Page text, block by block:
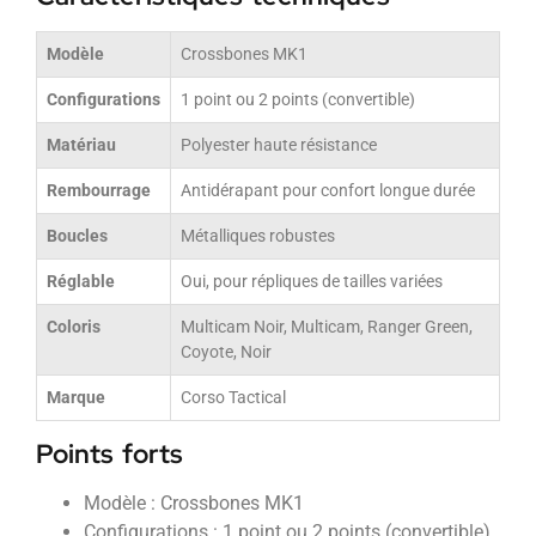
Modèle Crossbones MK1
Configurations 1 point ou 2 points (convertible)
Matériau Polyester haute résistance
Rembourrage Antidérapant pour confort longue durée
Boucles Métalliques robustes
Réglable Oui, pour répliques de tailles variées
Coloris
Multicam Noir, Multicam, Ranger Green,
Coyote, Noir
Marque Corso Tactical
Points forts
Modèle : Crossbones MK1